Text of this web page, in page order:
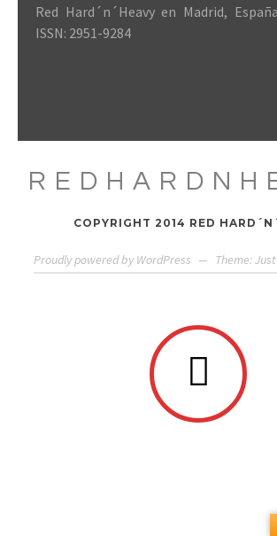
Red Hard´n´Heavy en Madrid,
ISSN: 2951-9284
COPYRIGHT 2014 RED
Proudly powered by WordPress — Theme: